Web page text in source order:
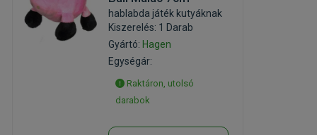
hablabda játék kutyáknak
Kiszerelés: 1 Darab
Gyártó: Hagen
Egységár:
Raktáron, utolsó
darabok